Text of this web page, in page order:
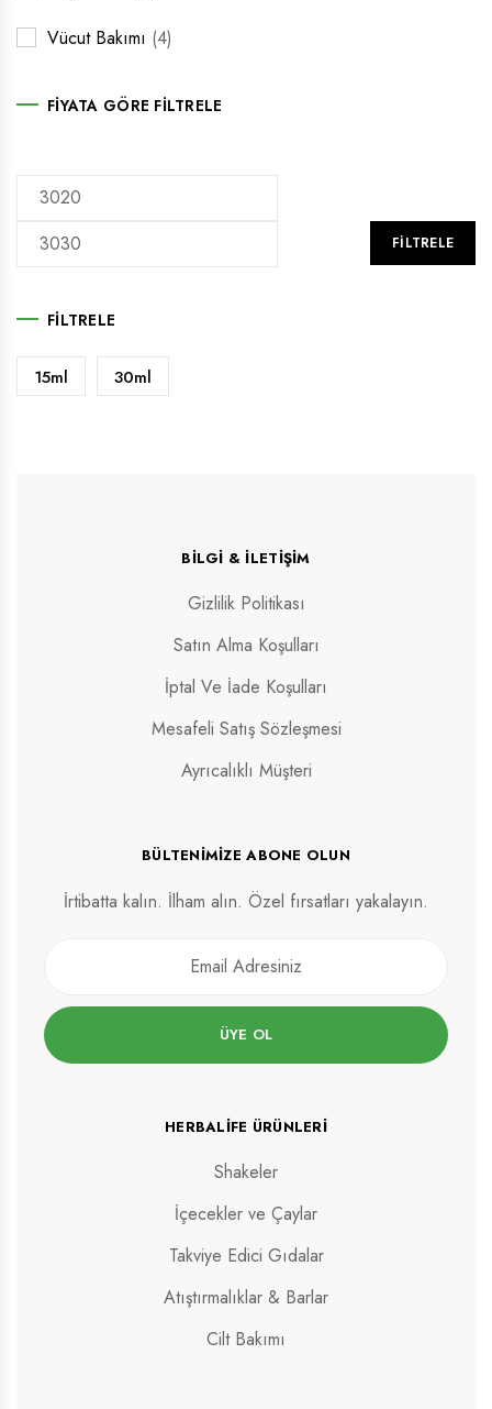
Vücut Bakımı (4)
FIYATA GÖRE FILTRELE
FILTRELE
FILTRELE
15ml 30ml
BILGI & İLETIŞIM
Gizlilik Politikası
Satın Alma Koşulları
İptal Ve İade Koşulları
Mesafeli Satış Sözleşmesi
Ayrıcalıklı Müşteri
BÜLTENIMIZE ABONE OLUN
İrtibatta kalın. İlham alın. Özel fırsatları yakalayın.
ÜYE OL
HERBALIFE ÜRÜNLERI
Shakeler
İçecekler ve Çaylar
Takviye Edici Gıdalar
Atıştırmalıklar & Barlar
Cilt Bakımı